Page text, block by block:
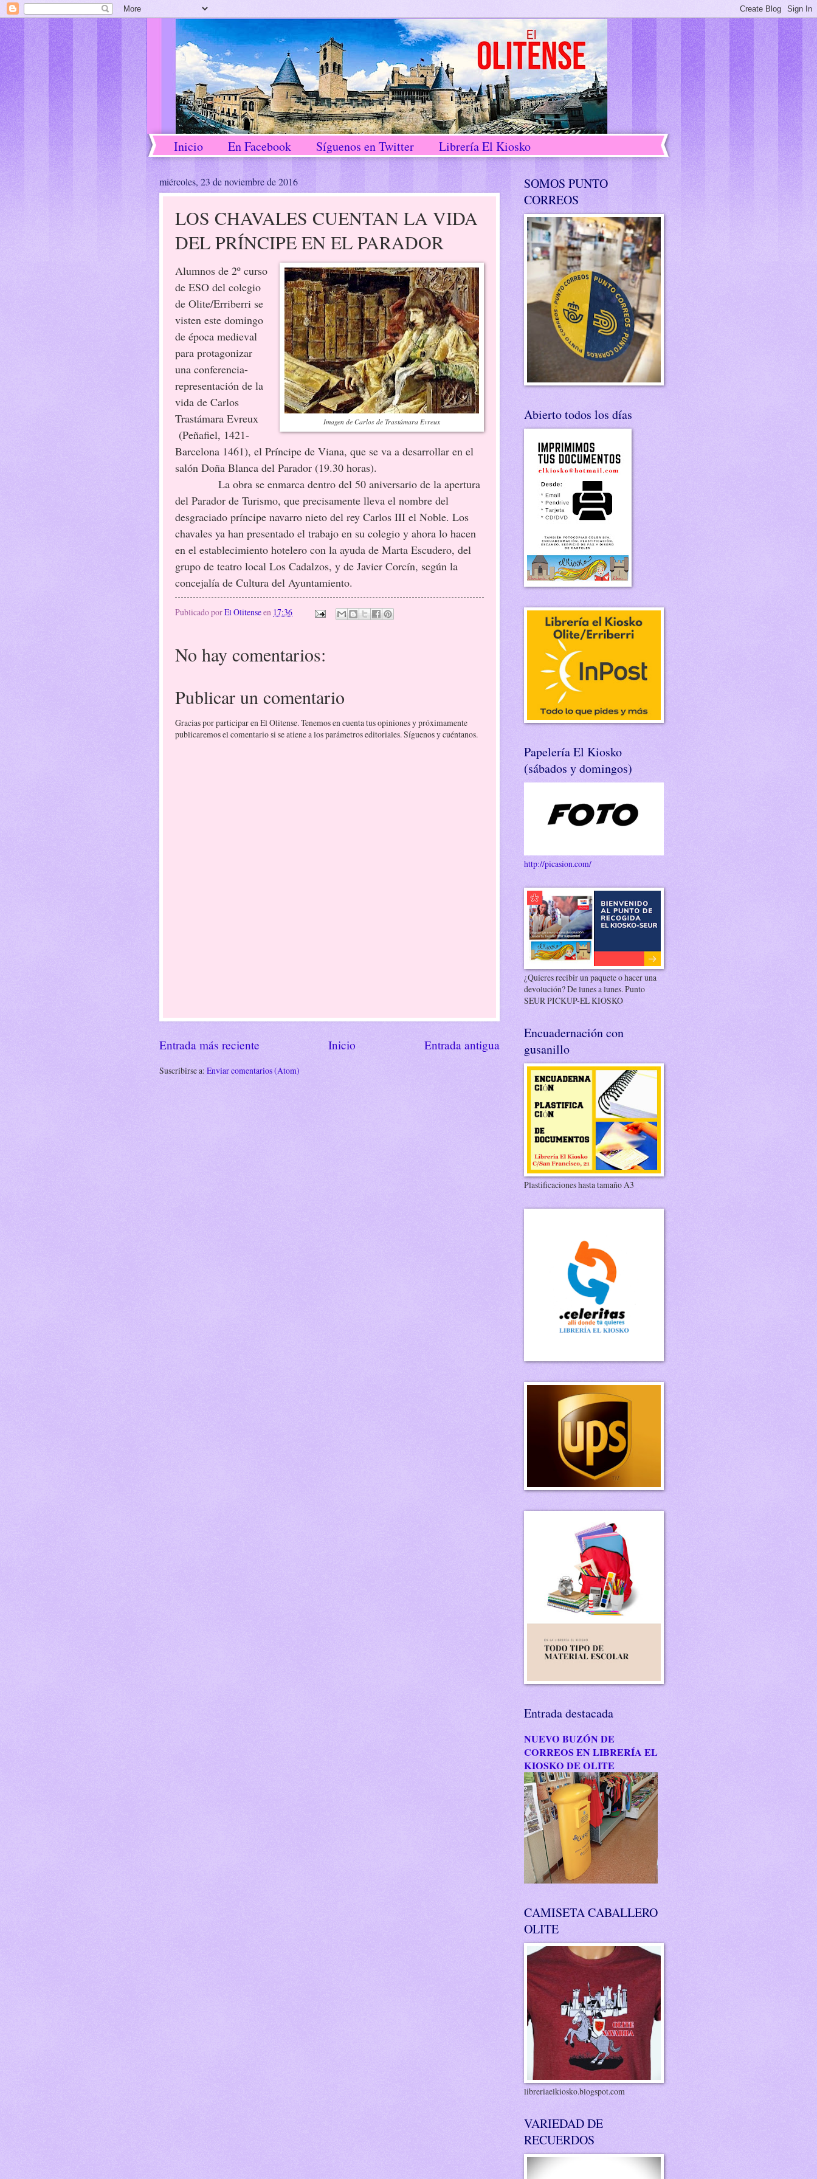
Inicio En Facebook Síguenos en Twitter Librería El Kiosko
miércoles, 23 de noviembre de 2016
LOS CHAVALES CUENTAN LA VIDA
DEL PRÍNCIPE EN EL PARADOR
Imagen de Carlos de Trastámara Evreux
Alumnos de 2º curso
de ESO del colegio
de Olite/Erriberri se
visten este domingo
de época medieval
para protagonizar
una conferencia-
representación de la
vida de Carlos
Trastámara Evreux
(Peñafiel, 1421-
Barcelona 1461), el Príncipe de Viana, que se va a desarrollar en el
salón Doña Blanca del Parador (19.30 horas).
La obra se enmarca dentro del 50 aniversario de la apertura
del Parador de Turismo, que precisamente lleva el nombre del
desgraciado príncipe navarro nieto del rey Carlos III el Noble. Los
chavales ya han presentado el trabajo en su colegio y ahora lo hacen
en el establecimiento hotelero con la ayuda de Marta Escudero, del
grupo de teatro local Los Cadalzos, y de Javier Corcín, según la
concejalía de Cultura del Ayuntamiento.
Publicado porEl Olitenseen 17:36
No hay comentarios:
Publicar un comentario
Gracias por participar en El Olitense. Tenemos en cuenta tus opiniones y próximamente
publicaremos el comentario si se atiene a los parámetros editoriales. Síguenos y cuéntanos.
Entrada más reciente Entrada antigua
Inicio
Suscribirse a: Enviar comentarios (Atom)
SOMOS PUNTO
CORREOS
Abierto todos los días
Papelería El Kiosko
(sábados y domingos)
http://picasion.com/
¿Quieres recibir un paquete o hacer una
devolución? De lunes a lunes. Punto
SEUR PICKUP-EL KIOSKO
Encuadernación con
gusanillo
Plastificaciones hasta tamaño A3
Entrada destacada
NUEVO BUZÓN DE
CORREOS EN LIBRERÍA EL
KIOSKO DE OLITE
CAMISETA CABALLERO
OLITE
libreriaelkiosko.blogspot.com
VARIEDAD DE
RECUERDOS